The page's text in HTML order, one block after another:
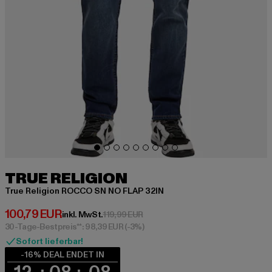
TRUE RELIGION
True Religion ROCCO SN NO FLAP 32IN
100,79 EUR
Derzeitiger Preis: 100,79 EUR
inkl. MwSt.119,99 EURAktionspreis: 119,99 EUR
30-Tage-Bestpreis**: 98,39 EUR(-3%)
Sofort lieferbar!
-16% DEAL ENDET IN